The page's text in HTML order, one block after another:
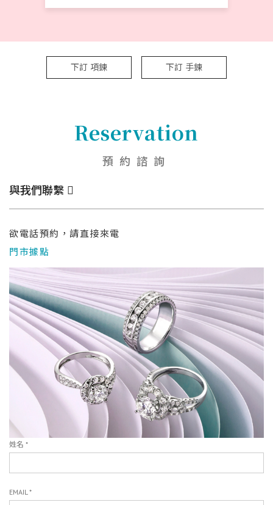
下訂 項鍊 下訂 手鍊
Reservation
預約諮詢
與我們聯繫
欲電話預約，請直接來電
門市據點
姓名 *
EMAIL *